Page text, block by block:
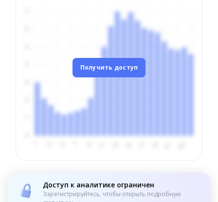
Получить доступ
Доступ к аналитике ограничен
Зарегистрируйтесь, чтобы открыть подробную